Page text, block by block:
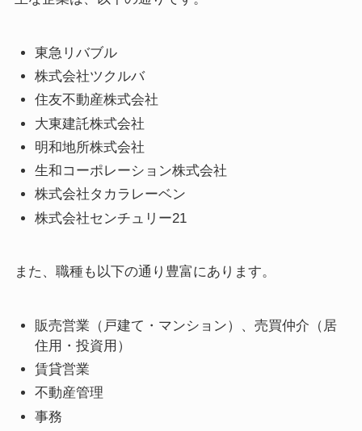
東急リバブル
株式会社ツクルバ
住友不動産株式会社
大東建託株式会社
明和地所株式会社
生和コーポレーション株式会社
株式会社タカラレーベン
株式会社センチュリー21
また、職種も以下の通り豊富にあります。
販売営業（戸建て・マンション）、売買仲介（居
住用・投資用）
賃貸営業
不動産管理
事務